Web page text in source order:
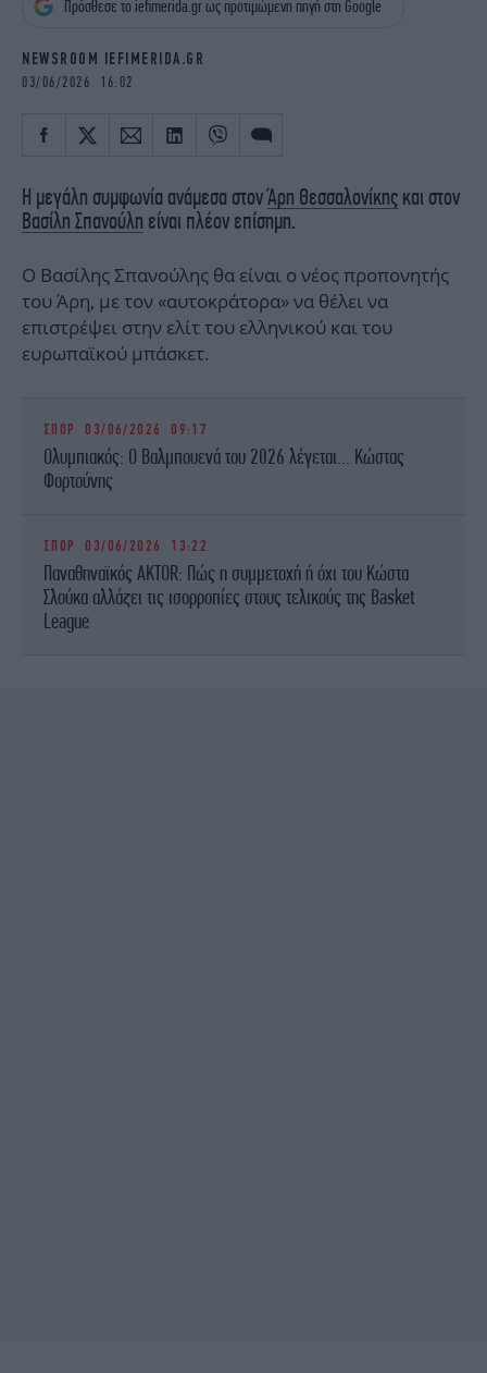
iBOOKS
ΖΩΔΙΑ
MEDIA
NEWSLETTER
Πρόσθεσε το iefimerida.gr ως προτιμώμενη πηγή στη Google
NEWSROOM IEFIMERIDA.GR
03/06/2026 16:02
Η μεγάλη συμφωνία ανάμεσα στονΆρη Θεσσαλονίκης και στον
Βασίλη Σπανούλη είναι πλέον επίσημη.
Ο Βασίλης Σπανούλης θα είναι ο νέος προπονητής
του Άρη, με τον «αυτοκράτορα» να θέλει να
επιστρέψει στην ελίτ του ελληνικού και του
ευρωπαϊκού μπάσκετ.
ΣΠΟΡ 03/06/2026 09:17
Ολυμπιακός: Ο Βαλμπουενά του 2026 λέγεται... Κώστας
Φορτούνης
ΣΠΟΡ 03/06/2026 13:22
Παναθηναϊκός AKTOR: Πώς η συμμετοχή ή όχι του Κώστα
Σλούκα αλλάζει τις ισορροπίες στους τελικούς της Basket
League